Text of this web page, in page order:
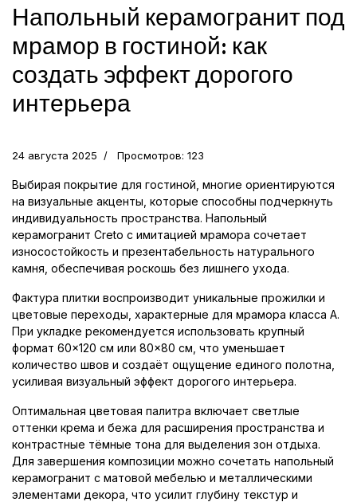
Напольный керамогранит под
мрамор в гостиной: как
создать эффект дорогого
интерьера
24 августа 2025 Просмотров: 123
Выбирая покрытие для гостиной, многие ориентируются
на визуальные акценты, которые способны подчеркнуть
индивидуальность пространства. Напольный
керамогранит Creto с имитацией мрамора сочетает
износостойкость и презентабельность натурального
камня, обеспечивая роскошь без лишнего ухода.
Фактура плитки воспроизводит уникальные прожилки и
цветовые переходы, характерные для мрамора класса А.
При укладке рекомендуется использовать крупный
формат 60×120 см или 80×80 см, что уменьшает
количество швов и создаёт ощущение единого полотна,
усиливая визуальный эффект дорогого интерьера.
Оптимальная цветовая палитра включает светлые
оттенки крема и бежа для расширения пространства и
контрастные тёмные тона для выделения зон отдыха.
Для завершения композиции можно сочетать напольный
керамогранит с матовой мебелью и металлическими
элементами декора, что усилит глубину текстур и